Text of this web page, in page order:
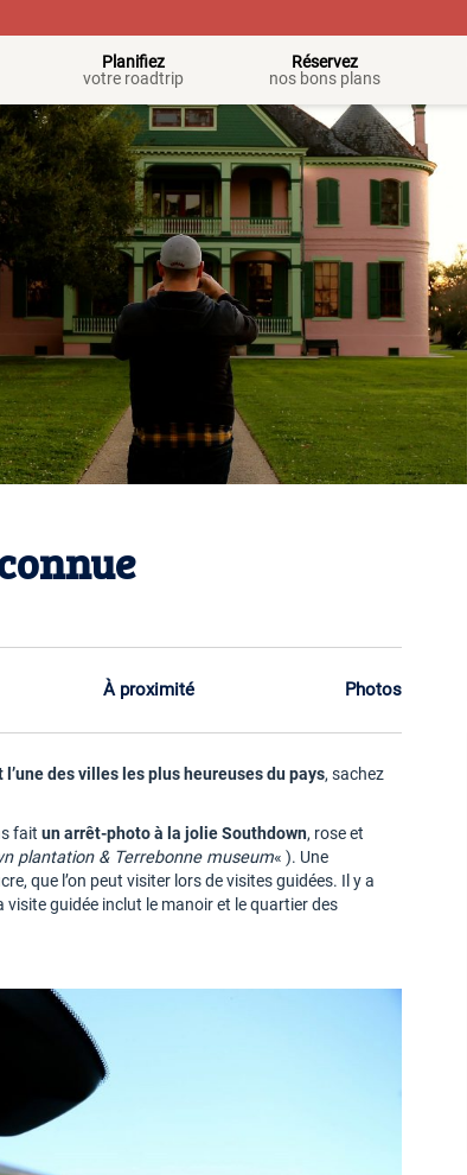
Planifiez
votre roadtrip
Réservez
nos bons plans
À proximité Photos
des villes les plus heureuses du pays, sachez
faitun arrêt-photo à la jolie Southdown, rose et
plantation & Terrebonne museum« ). Une
que l’on peut visiter lors de visites guidées. Il y a
guidée inclut le manoir et le quartier des